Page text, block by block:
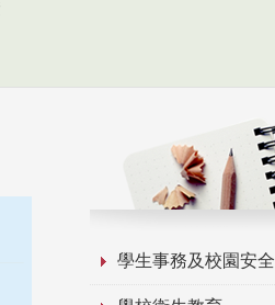
學生事務及校園安全